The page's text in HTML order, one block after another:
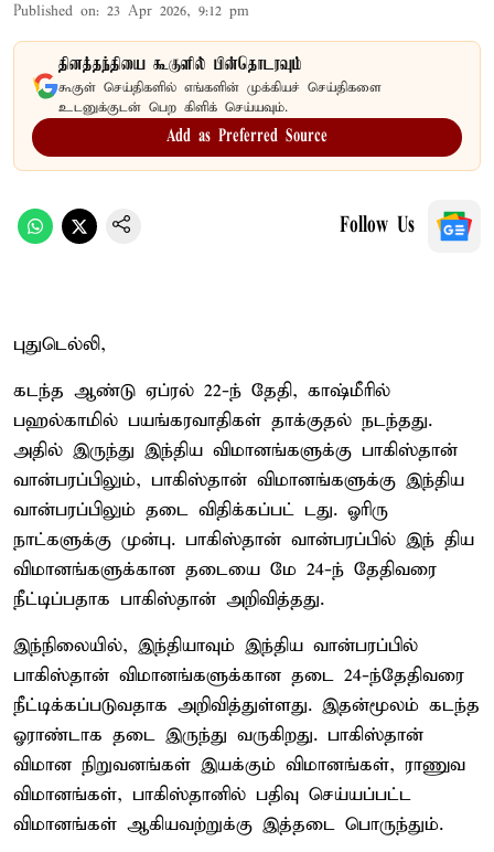
Published on: 23 Apr 2026, 9:12 pm
தினத்தந்தியை கூகுளில் பின்தொடரவும்
கூகுள் செய்திகளில் எங்களின் முக்கியச் செய்திகளை
உடனுக்குடன் பெற கிளிக் செய்யவும்.
Add as Preferred Source
Follow Us
புதுடெல்லி,
கடந்த ஆண்டு ஏப்ரல் 22-ந் தேதி, காஷ்மீரில்
பஹல்காமில் பயங்கரவாதிகள் தாக்குதல் நடந்தது.
அதில் இருந்து இந்திய விமானங்களுக்கு பாகிஸ்தான்
வான்பரப்பிலும், பாகிஸ்தான் விமானங்களுக்கு இந்திய
வான்பரப்பிலும் தடை விதிக்கப்பட் டது. ஓரிரு
நாட்களுக்கு முன்பு. பாகிஸ்தான் வான்பரப்பில் இந் திய
விமானங்களுக்கான தடையை மே 24-ந் தேதிவரை
நீட்டிப்பதாக பாகிஸ்தான் அறிவித்தது.
இந்நிலையில், இந்தியாவும் இந்திய வான்பரப்பில்
பாகிஸ்தான் விமானங்களுக்கான தடை 24-ந்தேதிவரை
நீட்டிக்கப்படுவதாக அறிவித்துள்ளது. இதன்மூலம் கடந்த
ஓராண்டாக தடை இருந்து வருகிறது. பாகிஸ்தான்
விமான நிறுவனங்கள் இயக்கும் விமானங்கள், ராணுவ
விமானங்கள், பாகிஸ்தானில் பதிவு செய்யப்பட்ட
விமானங்கள் ஆகியவற்றுக்கு இத்தடை பொருந்தும்.